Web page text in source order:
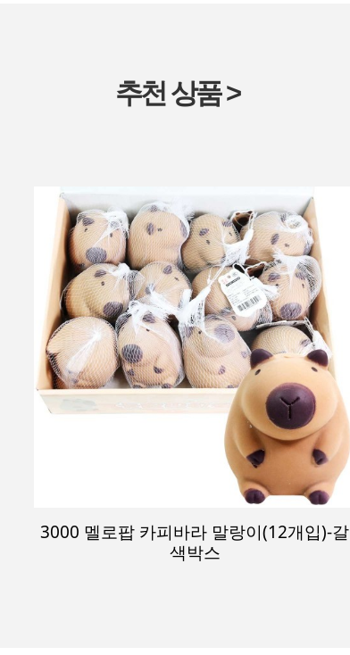
추천 상품 >
3000 멜로팝 카피바라 말랑이(12개입)-갈
색박스